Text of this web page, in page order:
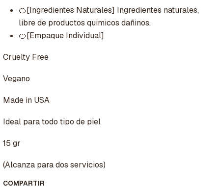
🍊[Ingredientes Naturales] Ingredientes naturales,
libre de productos quimicos dañinos.
🍊[Empaque Individual]
Cruelty Free
Vegano
Made in USA
Ideal para todo tipo de piel
15 gr
(Alcanza para dos servicios)
COMPARTIR